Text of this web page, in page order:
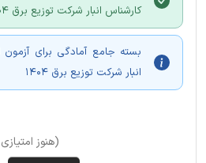
کارشناس انبار شرکت توزیع برق 1404
بسته جامع آمادگی برای
انبار شرکت توزیع برق 1404
(هنوز